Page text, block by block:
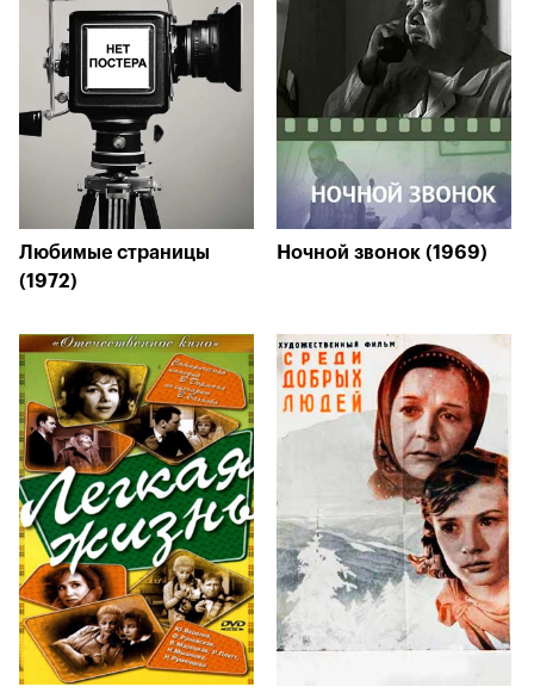
Любимые страницы
(1972)
Ночной звонок (1969)